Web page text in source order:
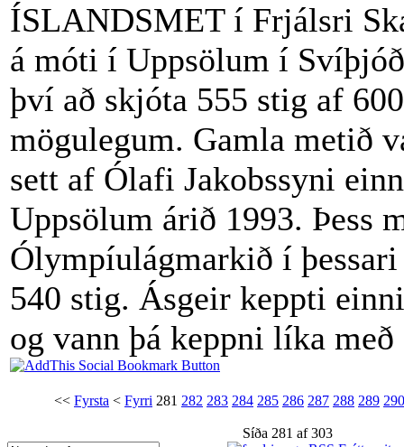
ÍSLANDSMET í Frjálsri
á móti í Uppsölum í
því að skjóta 555 stig af 600
mögulegum. Gamla metið
sett af Ólafi Jakobssyni
Uppsölum árið 1993. Þess
Ólympíulágmarkið í
540 stig. Ásgeir keppti
og vann þá keppni líka
<< Fyrsta < Fyrri 281 282 283 284 285 286 287 288 289 290
Síða 281 af 303